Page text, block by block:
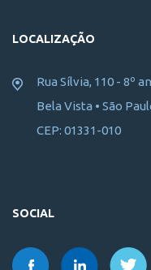
LOCALIZAÇÃO
Rua Sílvia, 110 - 8º
Bela Vista • São
CEP: 01331-010
SOCIAL